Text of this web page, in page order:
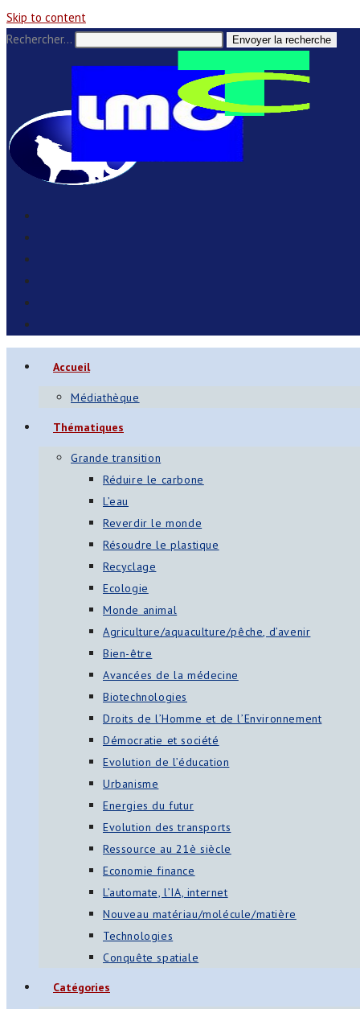
Skip to content
Rechercher…
Envoyer la recherche
Accueil
Médiathèque
Thématiques
Grande transition
Réduire le carbone
L’eau
Reverdir le monde
Résoudre le plastique
Recyclage
Ecologie
Monde animal
Agriculture/aquaculture/pêche, d’avenir
Bien-être
Avancées de la médecine
Biotechnologies
Droits de l’Homme et de l’Environnement
Démocratie et société
Evolution de l’éducation
Urbanisme
Energies du futur
Evolution des transports
Ressource au 21è siècle
Economie finance
L’automate, l’IA, internet
Nouveau matériau/molécule/matière
Technologies
Conquête spatiale
Catégories